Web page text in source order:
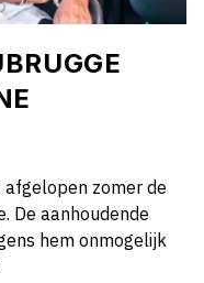
afgelopen zomer de
De aanhoudende
hem onmogelijk